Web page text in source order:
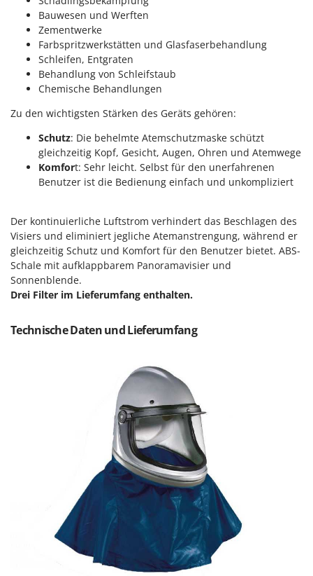
Mähroboter
Maisentkörnungsmaschinen
Manuelle Heckenscheren
Mehrzweck-Sauggeräte
Minibacköfen
Motorhacken - Gartenfräsen
Motorspritzen
Mulcher für Traktor
Nudelmaschinen
O
Obstmühlen Obsthäcksler Obstmuser
Obstpressen
Olivenernter und Schüttler
P
Palettengabeln für Traktoren
Pflüge für Traktor
Planierschilder für Traktoren
Plasmaschneider
Poolstaubsauger
Rasenmäher
Rasensodenschneider
Rasentraktoren Aufsitzmäher
Famag
Famur
FARMER
FBC
Ferrari Group
Ferroni
Ferrua
FIAC
FIEM
FINI
Fiorentini
Fiskars
Flymo
Forest Master
GeoTech Pro
Ginko - MGM
Gipeco
Bauwesen und Werften
Zementwerke
Farbspritzwerkstätten und Glasfaserbehandlung
Schleifen, Entgraten
Behandlung von Schleifstaub
Chemische Behandlungen
Zu den wichtigsten Stärken des Geräts gehören:
Schutz: Die behelmte Atemschutzmaske schützt
gleichzeitig Kopf, Gesicht, Augen, Ohren und Atemwege
Komfort: Sehr leicht. Selbst für den unerfahrenen
Benutzer ist die Bedienung einfach und unkompliziert
Der kontinuierliche Luftstrom verhindert das Beschlagen des
Visiers und eliminiert jegliche Atemanstrengung, während er
gleichzeitig Schutz und Komfort für den Benutzer bietet. ABS-
Schale mit aufklappbarem Panoramavisier und
Sonnenblende.
Drei Filter im Lieferumfang enthalten.
Technische Daten und Lieferumfang